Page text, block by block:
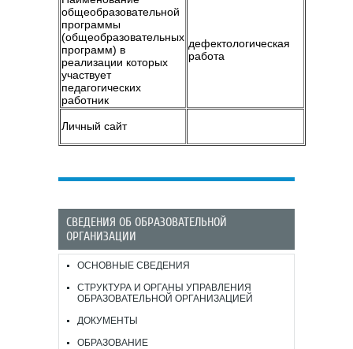
общеобразовательной
программы
(общеобразовательных
программ) в
реализации которых
участвует
педагогических
работник
дефектологическая
работа
Личный сайт
СВЕДЕНИЯ ОБ ОБРАЗОВАТЕЛЬНОЙ
ОРГАНИЗАЦИИ
ОСНОВНЫЕ СВЕДЕНИЯ
СТРУКТУРА И ОРГАНЫ УПРАВЛЕНИЯ
ОБРАЗОВАТЕЛЬНОЙ ОРГАНИЗАЦИЕЙ
ДОКУМЕНТЫ
ОБРАЗОВАНИЕ